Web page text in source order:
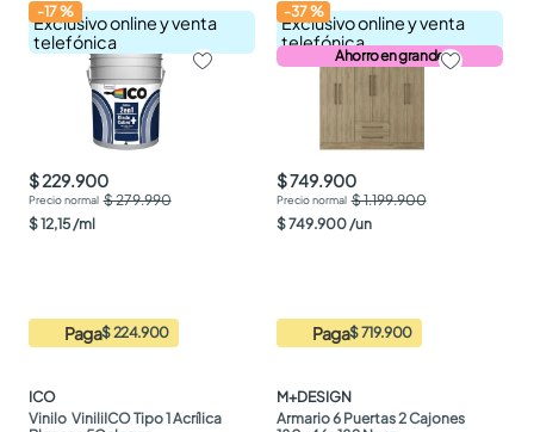
Exclusivo online y venta
telefónica
-17%
$ 229.900
$ 279.990
$12,15 /ml
Paga$ 224.900
ICO
Vinilo  ViniliICO Tipo 1 Acrílica
Exclusivo online y venta
telefónica
Ahorro en grande
-37%
$ 749.900
$ 1.199.900
$749.900 /un
Paga$ 719.900
M+DESIGN
Armario 6 Puertas 2 Cajones